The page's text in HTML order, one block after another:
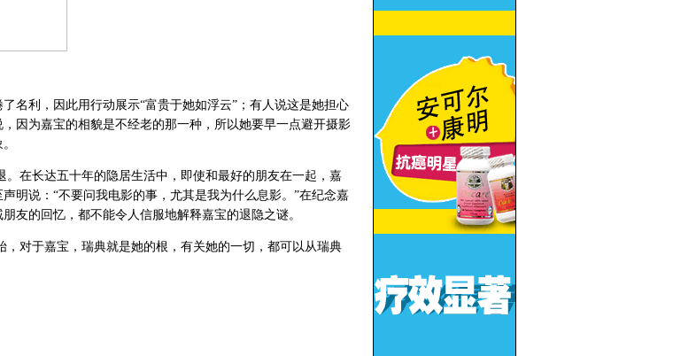
名利，因此用行动展示“富贵于她如浮云”；有人说这是她担心
因为嘉宝的相貌是不经老的那一种，所以她要早一点避开摄影
。在长达五十年的隐居生活中，即使和最好的朋友在一起，嘉
明说：“不要问我电影的事，尤其是我为什么息影。”在纪念嘉
友的回忆，都不能令人信服地解释嘉宝的退隐之谜。
，对于嘉宝，瑞典就是她的根，有关她的一切，都可以从瑞典